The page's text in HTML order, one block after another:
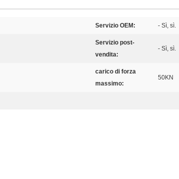
Servizio OEM: - Sì, sì.
Servizio post-
vendita:
- Sì, sì.
carico di forza
massimo:
50KN